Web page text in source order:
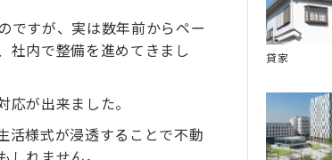
ですが、実は数年前からペー
社内で整備を進めてきまし
が出来ました。
活様式が浸透することで不動
貸家